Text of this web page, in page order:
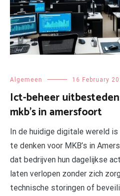
Algemeen 16 February
Ict-beheer
mkb’s in amersfoort
In de huidige digitale wereld
te denken voor MKB’s in
dat bedrijven hun dagelijkse
laten verlopen zonder zich
technische storingen of